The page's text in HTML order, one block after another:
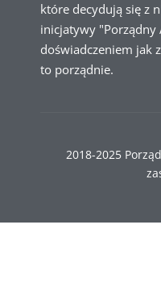
które decydują się z
inicjatywy "Porządny
doświadczeniem jak
to porządnie.
2018-2025